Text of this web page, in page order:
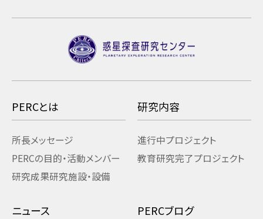
PERCとは
所長メッセージ
PERCの目的・活動メンバー
研究成果研究施設・設備
研究内容
進行中プロジェクト
教育研究完了プロジェクト
ニュース PERCブログ